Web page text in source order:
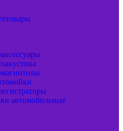
автомобильные